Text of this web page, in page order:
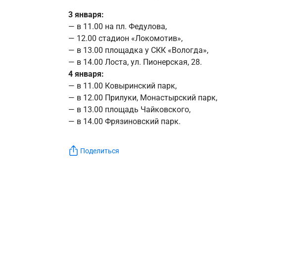
3 января:
— в 11.00 на пл. Федулова,
— 12.00 стадион «Локомотив»,
— в 13.00 площадка у СКК «Вологда»,
— в 14.00 Лоста, ул. Пионерская, 28.
4 января:
— в 11.00 Ковыринский парк,
— в 12.00 Прилуки, Монастырский парк,
— в 13.00 площадь Чайковского,
— в 14.00 Фрязиновский парк.
Поделиться